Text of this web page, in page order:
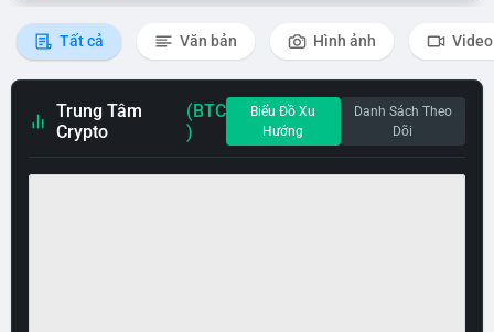
Tất cả Văn bản Hình ảnh Video
Trung Tâm
Crypto
(BTC
)
Biểu Đồ Xu
Hướng
Danh Sách Theo
Dõi